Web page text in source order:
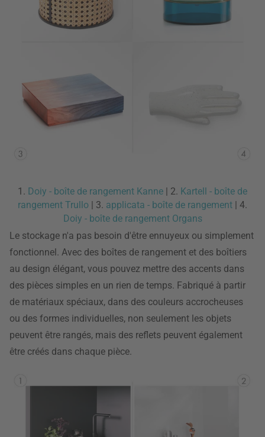
1. Doiy - boîte de rangement Kanne | 2. Kartell - boîte de
rangement Trullo | 3. applicata - boîte de rangement | 4.
Doiy - boîte de rangement Organs
Le stockage n'a pas besoin d'être ennuyeux ou simplement
fonctionnel. Avec des boîtes de rangement et des boîtiers
au design élégant, vous pouvez mettre des accents dans
des pièces simples en un rien de temps. Fabriqué à partir
de matériaux spéciaux, dans des couleurs accrocheuses
ou des formes individuelles, non seulement les objets
peuvent être rangés, mais des reflets peuvent également
être créés dans chaque pièce.